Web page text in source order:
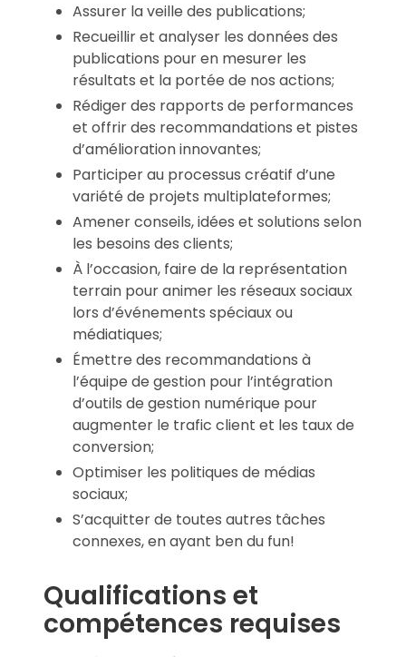
Assurer la veille des publications;
Recueillir et analyser les données des
publications pour en mesurer les
résultats et la portée de nos actions;
Rédiger des rapports de performances
et offrir des recommandations et pistes
d’amélioration innovantes;
Participer au processus créatif d’une
variété de projets multiplateformes;
Amener conseils, idées et solutions selon
les besoins des clients;
À l’occasion, faire de la représentation
terrain pour animer les réseaux sociaux
lors d’événements spéciaux ou
médiatiques;
Émettre des recommandations à
l’équipe de gestion pour l’intégration
d’outils de gestion numérique pour
augmenter le trafic client et les taux de
conversion;
Optimiser les politiques de médias
sociaux;
S’acquitter de toutes autres tâches
connexes, en ayant ben du fun!
Qualifications et
compétences requises